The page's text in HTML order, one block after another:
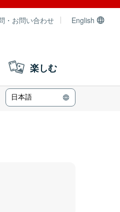
・お問い合わせ English
楽しむ
日本語